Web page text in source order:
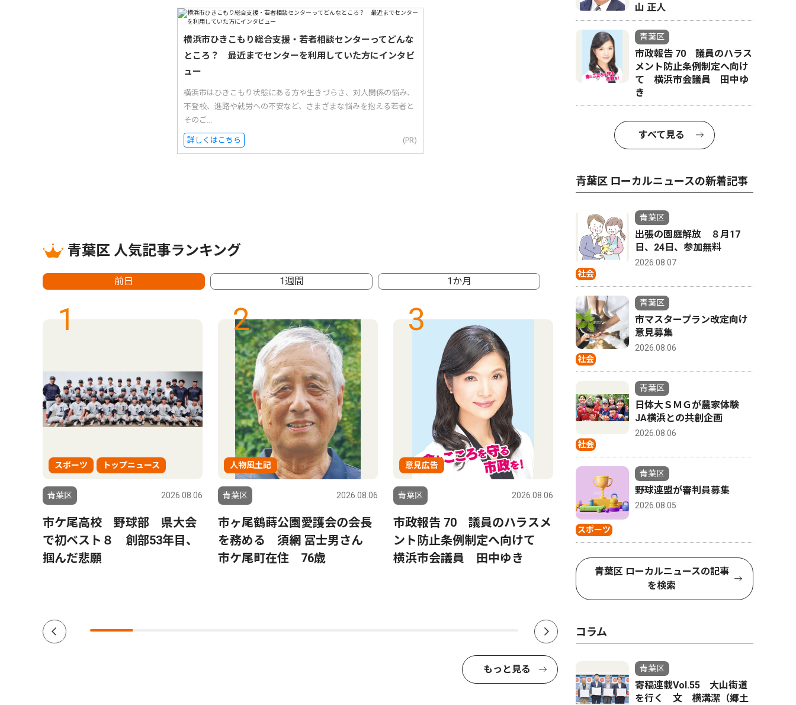
横浜市ひきこもり総合支援・若者相談センターってどんな
ところ？ 最近までセンターを利用していた方にインタビ
ュー
横浜市はひきこもり状態にある方や生きづらさ、対人関係の悩み、
不登校、進路や就労への不安など、さまざまな悩みを抱える若者と
そのご...
詳しくはこちら (PR)
青葉区 人気記事ランキング
前日 1週間 1か月
1
スポーツ トップニュース
青葉区 2026.08.06
市ケ尾高校 野球部 県大会
で初ベスト８ 創部53年目、
掴んだ悲願
2
人物風土記
青葉区 2026.08.06
市ヶ尾鶴蒔公園愛護会の会長
を務める 須網 冨士男さん
市ケ尾町在住 76歳
3
意見広告
青葉区 2026.08.06
市政報告 70 議員のハラスメ
ント防止条例制定へ向けて
横浜市会議員 田中ゆき
4
社会
青葉区 2026.08.01
山中市長、パワハラ認定受け
告発職員に直接謝罪 「初め
て人権の意味を理解できた」
目の方
扇洗浄が
もっと見る
山 正人
青葉区
市政報告 70 議員のハラス
メント防止条例制定へ向け
て 横浜市会議員 田中ゆ
き
すべて見る
青葉区 ローカルニュースの新着記事
社会
青葉区
出張の園庭解放 ８月17
日、24日、参加無料
2026.08.07
社会
青葉区
市マスタープラン改定向け
意見募集
2026.08.06
社会
青葉区
日体大ＳＭＧが農家体験
JA横浜との共創企画
2026.08.06
スポーツ
青葉区
野球連盟が審判員募集
2026.08.05
青葉区 ローカルニュースの記事
を検索
コラム
青葉区
寄稿連載Vol.55 大山街道
を行く 文 横溝潔（郷土